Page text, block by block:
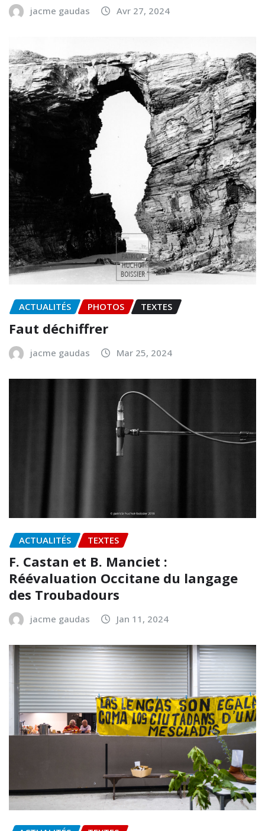
jacme gaudas Avr 27, 2024
ACTUALITÉS PHOTOS TEXTES
Faut déchiffrer
jacme gaudas Mar 25, 2024
ACTUALITÉS TEXTES
F. Castan et B. Manciet :
Réévaluation Occitane du langage
des Troubadours
jacme gaudas Jan 11, 2024